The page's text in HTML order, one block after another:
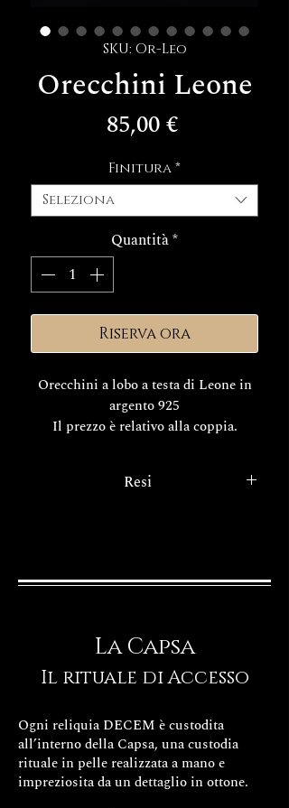
SKU: Or-Leo
Orecchini Leone
85,00 €Prezzo
Finitura*
Seleziona
Quantità*
Riserva ora
Orecchini a lobo a testa di Leone in
argento 925
Il prezzo è relativo alla coppia.
circa 15/20 giorni.
Resi
tramite internet hanno la
La Capsa
Il rituale di Accesso
Ogni reliquia DECEM è custodita
all’interno della Capsa, una custodia
rituale in pelle realizzata a mano e
impreziosita da un dettaglio in ottone.